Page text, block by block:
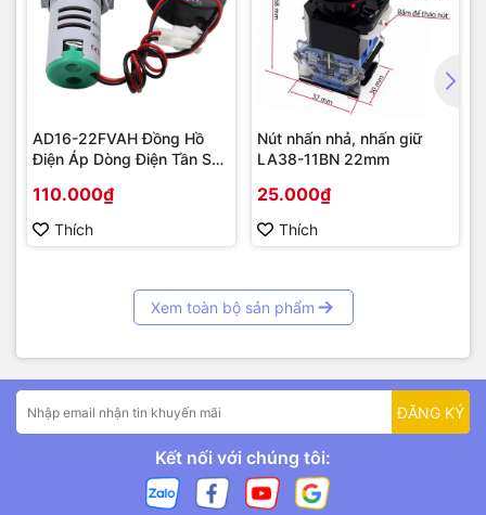
AD16-22FVAH Đồng Hồ
Điện Áp Dòng Điện Tần Số
110.000₫
Thích
Nút nhấn nhả, nhấn giữ
LA38-11BN 22mm
25.000₫
Thích
Xem toàn bộ sản phẩm
ĐĂNG KÝ
Kết nối với chúng tôi: